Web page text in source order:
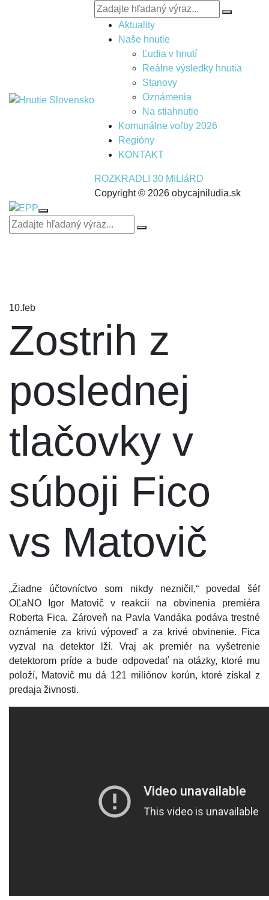
Aktuality
Naše hnutie
Ľudia v hnutí
Reálne výsledky hnutia
Stanovy
Oznámenia
Na stiahnutie
Komunálne voľby 2026
Regióny
KONTAKT
ROZKRADLI 30 MILIáRD
Copyright © 2026 obycajniludia.sk
10.feb
Zostrih z
poslednej
tlačovky v
súboji Fico
vs Matovič
„Žiadne účtovníctvo som nikdy nezničil,“ povedal šéf
OĽaNO Igor Matovič v reakcii na obvinenia premiéra
Roberta Fica. Zároveň na Pavla Vandáka podáva trestné
oznámenie za krivú výpoveď a za krivé obvinenie. Fica
vyzval na detektor lží. Vraj ak premiér na vyšetrenie
detektorom príde a bude odpovedať na otázky, ktoré mu
položí, Matovič mu dá 121 miliónov korún, ktoré získal z
predaja živnosti.